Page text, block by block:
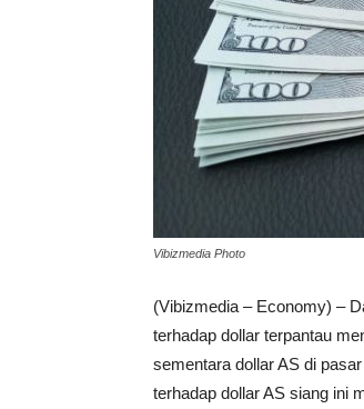
Vibizmedia Photo
(Vibizmedia – Economy) –
terhadap dollar terpantau
sementara dollar AS di
terhadap dollar AS siang ini